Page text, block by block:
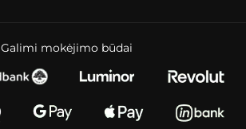
Galimi mokėjimo būdai